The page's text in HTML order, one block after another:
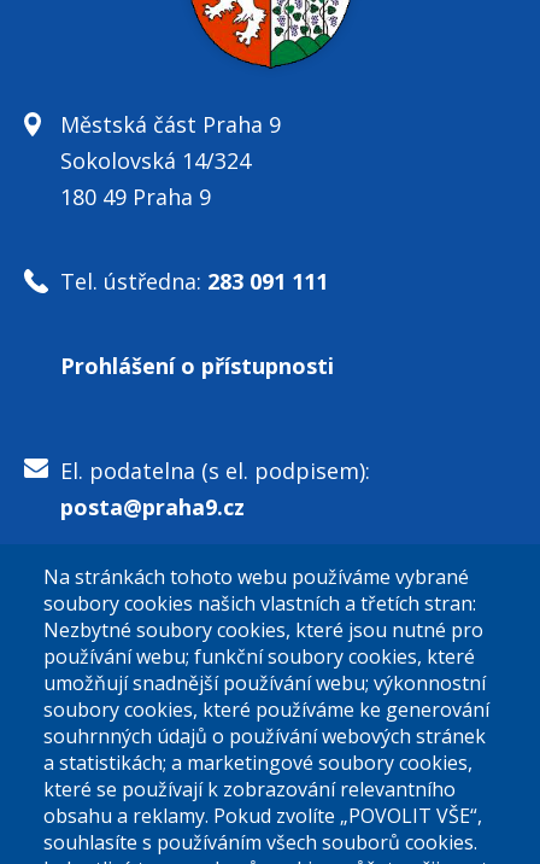
Městská část Praha 9
Sokolovská 14/324
180 49 Praha 9
Tel. ústředna: 283 091 111
Prohlášení o přístupnosti
El. podatelna (s el. podpisem):
posta@praha9.cz
El. podatelna (bez el. podpisu):
podatelna@praha9.cz
Úřední dny:
Na stránkách tohoto webu používáme vybrané
soubory cookies našich vlastních a třetích stran:
Nezbytné soubory cookies, které jsou nutné pro
používání webu; funkční soubory cookies, které
umožňují snadnější používání webu; výkonnostní
soubory cookies, které používáme ke generování
souhrnných údajů o používání webových stránek
a statistikách; a marketingové soubory cookies,
které se používají k zobrazování relevantního
obsahu a reklamy. Pokud zvolíte „POVOLIT VŠE“,
souhlasíte s používáním všech souborů cookies.